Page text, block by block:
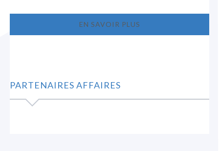
EN SAVOIR PLUS
PARTENAIRES AFFAIRES